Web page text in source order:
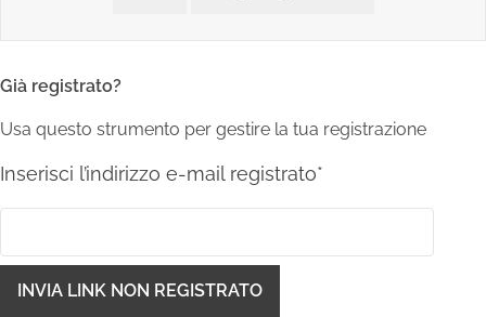
Già registrato?
Usa questo strumento per gestire la tua registrazione
Inserisci l’indirizzo e-mail registrato*